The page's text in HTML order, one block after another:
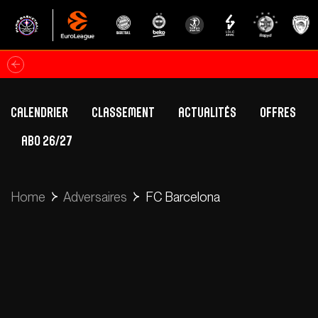
Calendrier
Classement
Classement Betclic Elite
Actualités
Offres
ABO 26/27
Équipe Première Section
Home Adversaires FC Barcelona